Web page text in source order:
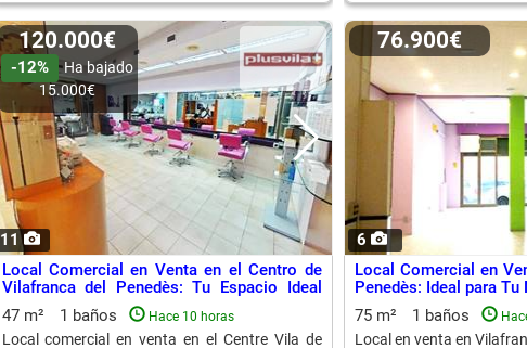
11
120.000€
-12%
Ha bajado
15.000€
Local Comercial en Venta en el Centro de
Vilafranca del Penedès: Tu Espacio Ideal
para Negocios
47 m² 1 baños Hace 10 horas
Local comercial en venta en el Centre Vila de
6
76.900€
Local Comercial en
Penedès: Ideal para Tu
75 m²
1 baños
Local en venta en